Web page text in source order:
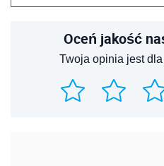
Oceń jakość
Twoja opinia jest